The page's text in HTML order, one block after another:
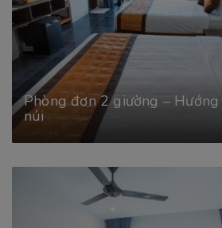
Phòng đơn 2 giường – Hướng
núi